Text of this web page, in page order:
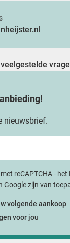
nieuwsbrief.
reCAPTCHA - het
Googlezijn van
volgende aankoop
voor jou